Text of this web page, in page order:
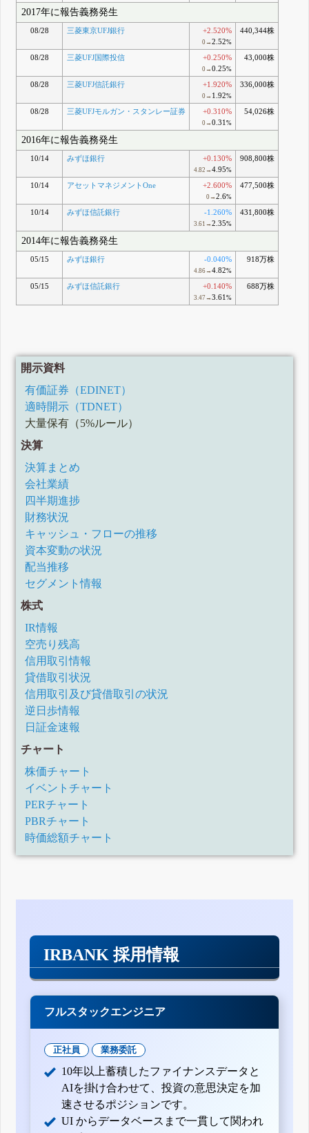
2017年に報告義務発生
08/28 三菱東京UFJ銀行 +2.520%
0→ 2.52%
440,344株
08/28 三菱UFJ国際投信 +0.250%
0→ 0.25%
43,000株
08/28 三菱UFJ信託銀行 +1.920%
0→ 1.92%
336,000株
08/28 三菱UFJモルガン・スタンレー証券 +0.310%
0→ 0.31 %
54,026株
2016年に報告義務発生
10/14 みずほ銀行 +0.130%
4.82→ 4.95%
908,800株
10/14 アセットマネジメントOne +2.600%
0→ 2.6%
477,500株
10/14 みずほ信託銀行 -1.260%
3.61→ 2.35%
431,800株
2014年に報告義務発生
05/15 みずほ銀行 -0.040%
4.86→ 4.82%
918万株
05/15 みずほ信託銀行 +0.140%
3.47→ 3.61 %
688万株
開示資料
有価証券（EDINET）
適時開示（TDNET）
大量保有（5%ルール）
決算
決算まとめ
会社業績
四半期進捗
財務状況
キャッシュ・フローの推移
資本変動の状況
配当推移
セグメント情報
株式
IR情報
空売り残高
信用取引情報
貸借取引状況
信用取引及び貸借取引の状況
逆日歩情報
日証金速報
チャート
株価チャート
イベントチャート
PERチャート
PBRチャート
時価総額チャート
IRBANK 採用情報
フルスタックエンジニア
正社員 業務委託
10年以上蓄積したファイナンスデータと
AIを掛け合わせて、投資の意思決定を加
速させるポジションです。
UI からデータベースまで一貫して関われ